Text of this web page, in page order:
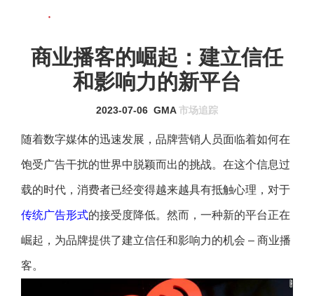
商业播客的崛起：建立信任
和影响力的新平台
2023-07-06 GMA 市场追踪
随着数字媒体的迅速发展，品牌营销人员面临着如何在
饱受广告干扰的世界中脱颖而出的挑战。在这个信息过
载的时代，消费者已经变得越来越具有抵触心理，对于
传统广告形式的接受度降低。然而，一种新的平台正在
崛起，为品牌提供了建立信任和影响力的机会 – 商业播
客。